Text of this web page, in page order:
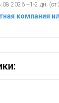
+1-2 дн. (от
компания